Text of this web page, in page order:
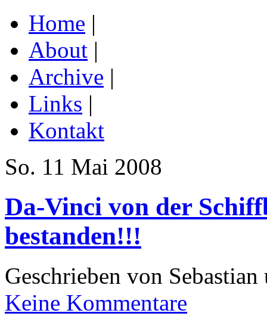
Home |
About |
Archive |
Links |
Kontakt
So. 11 Mai 2008
Da-Vinci von der
bestanden!!!
Geschrieben von
Keine Kommentare